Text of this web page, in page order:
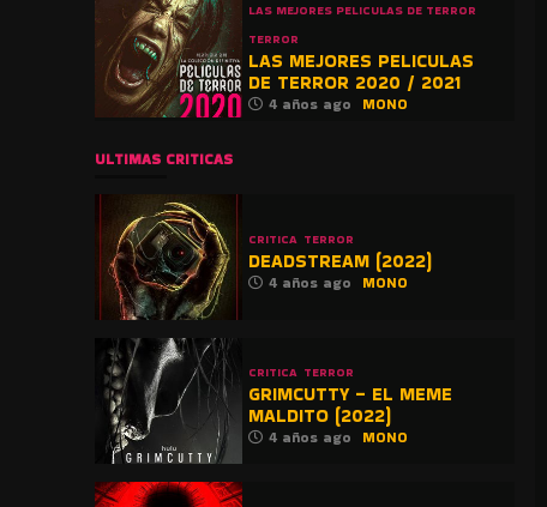
LAS MEJORES PELICULAS DE TERROR
TERROR
LAS MEJORES PELICULAS
DE TERROR 2020 / 2021
4 años ago MONO
ULTIMAS CRITICAS
CRITICA TERROR
DEADSTREAM (2022)
4 años ago MONO
CRITICA TERROR
GRIMCUTTY – EL MEME
MALDITO (2022)
4 años ago MONO